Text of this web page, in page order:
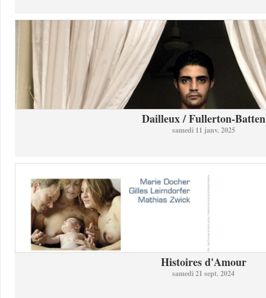
Dailleux / Fullerton-Batten
samedi 11 janv. 2025
Histoires d'Amour
samedi 21 sept. 2024